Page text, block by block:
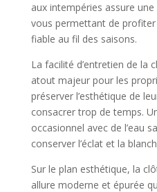
aux intempéries assure
vous permettant de profiter
fiable au fil des saisons.
La facilité d’entretien de la
atout majeur pour les
préserver l’esthétique de
consacrer trop de temps.
occasionnel avec de l’eau
conserver l’éclat et la
Sur le plan esthétique, la
allure moderne et épurée